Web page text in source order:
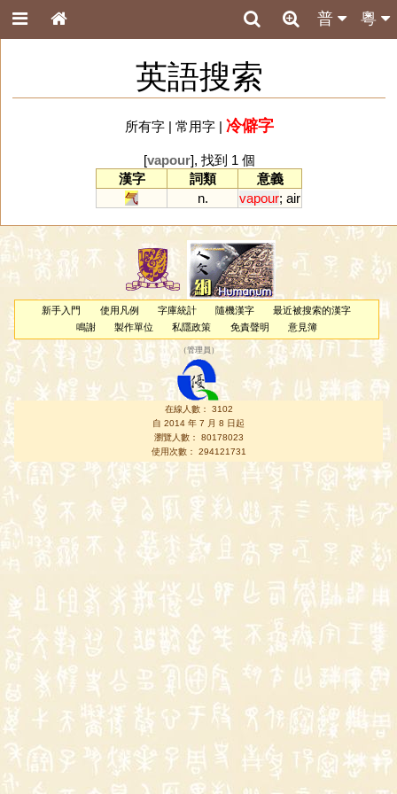
粵
普
英語搜索
所有字| 常用字| 冷僻字
[vapour], 找到 1 個
漢字
詞類
意義
气
n. vapour; air
新手入門 使用凡例 字庫統計 隨機漢字
最近被搜索的漢字
鳴謝
製作單位 私隱政策 免責聲明 意見簿
（管理員 ）
在線人數： 3102
自 2014 年 7 月 8 日起
瀏覽人數： 80178023
使用次數： 294121731